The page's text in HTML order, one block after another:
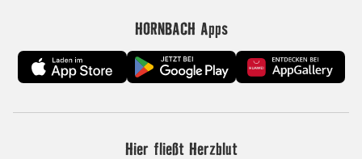
HORNBACH Apps
Hier fließt Herzblut